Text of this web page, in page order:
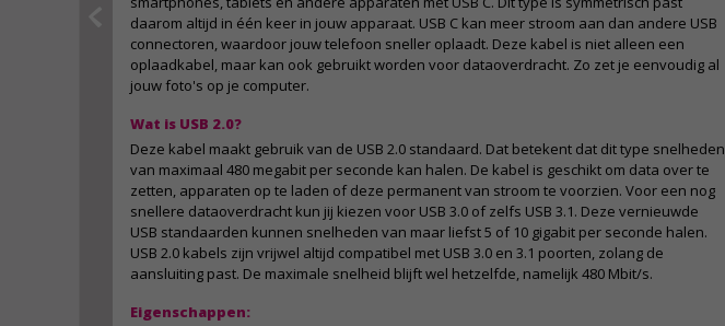
daarom altijd in één keer in jouw apparaat. USB C kan meer stroom aan dan andere USB
connectoren, waardoor jouw telefoon sneller oplaadt. Deze kabel is niet alleen een
oplaadkabel, maar kan ook gebruikt worden voor dataoverdracht. Zo zet je eenvoudig al
jouw foto's op je computer.
Wat is USB 2.0?
Deze kabel maakt gebruik van de USB 2.0 standaard. Dat betekent dat dit type snelheden
van maximaal 480 megabit per seconde kan halen. De kabel is geschikt om data over te
zetten, apparaten op te laden of deze permanent van stroom te voorzien. Voor een nog
snellere dataoverdracht kun jij kiezen voor USB 3.0 of zelfs USB 3.1. Deze vernieuwde
USB standaarden kunnen snelheden van maar liefst 5 of 10 gigabit per seconde halen.
USB 2.0 kabels zijn vrijwel altijd compatibel met USB 3.0 en 3.1 poorten, zolang de
aansluiting past. De maximale snelheid blijft wel hetzelfde, namelijk 480 Mbit/s.
Eigenschappen: